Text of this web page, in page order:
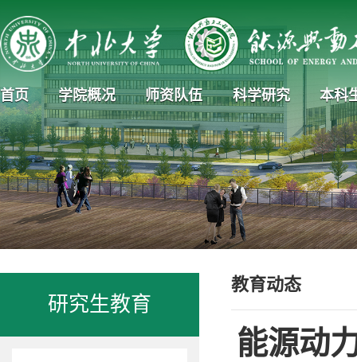
首页 学院概况 师资队伍 科学研究 本科
研究生教育
教育动态
能源动